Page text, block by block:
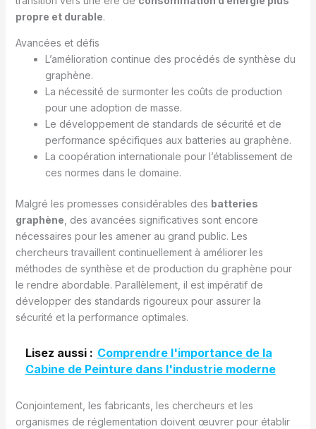
propre et durable.
Avancées et défis
L’amélioration continue des procédés de synthèse du
graphène.
La nécessité de surmonter les coûts de production
pour une adoption de masse.
Le développement de standards de sécurité et de
performance spécifiques aux batteries au graphène.
La coopération internationale pour l’établissement de
ces normes dans le domaine.
Malgré les promesses considérables des batteries
graphène , des avancées significatives sont encore
nécessaires pour les amener au grand public. Les
chercheurs travaillent continuellement à améliorer les
méthodes de synthèse et de production du graphène pour
le rendre abordable. Parallèlement, il est impératif de
développer des standards rigoureux pour assurer la
sécurité et la performance optimales.
Lisez aussi : Comprendre l'importance de la
Cabine de Peinture dans l'industrie moderne
Conjointement, les fabricants, les chercheurs et les
organismes de réglementation doivent œuvrer pour établir